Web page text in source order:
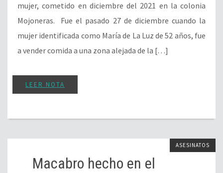
mujer, cometido en diciembre del 2021 en la colonia
Mojoneras. Fue el pasado 27 de diciembre cuando la
mujer identificada como María de La Luz de 52 años, fue
a vender comida a una zona alejada de la […]
LEER NOTA
ASESINATOS
Macabro hecho en el